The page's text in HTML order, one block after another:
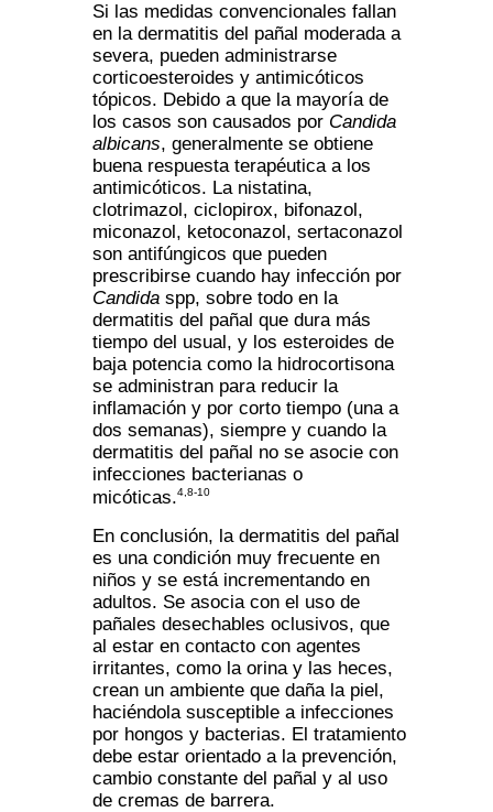
Si las medidas convencionales fallan
en la dermatitis del pañal moderada a
severa, pueden administrarse
corticoesteroides y antimicóticos
tópicos. Debido a que la mayoría de
los casos son causados por Candida
albicans, generalmente se obtiene
buena respuesta terapéutica a los
antimicóticos. La nistatina,
clotrimazol, ciclopirox, bifonazol,
miconazol, ketoconazol, sertaconazol
son antifúngicos que pueden
prescribirse cuando hay infección por
Candida spp, sobre todo en la
dermatitis del pañal que dura más
tiempo del usual, y los esteroides de
baja potencia como la hidrocortisona
se administran para reducir la
inflamación y por corto tiempo (una a
dos semanas), siempre y cuando la
dermatitis del pañal no se asocie con
infecciones bacterianas o
micóticas.4,8-10
En conclusión, la dermatitis del pañal
es una condición muy frecuente en
niños y se está incrementando en
adultos. Se asocia con el uso de
pañales desechables oclusivos, que
al estar en contacto con agentes
irritantes, como la orina y las heces,
crean un ambiente que daña la piel,
haciéndola susceptible a infecciones
por hongos y bacterias. El tratamiento
debe estar orientado a la prevención,
cambio constante del pañal y al uso
de cremas de barrera.